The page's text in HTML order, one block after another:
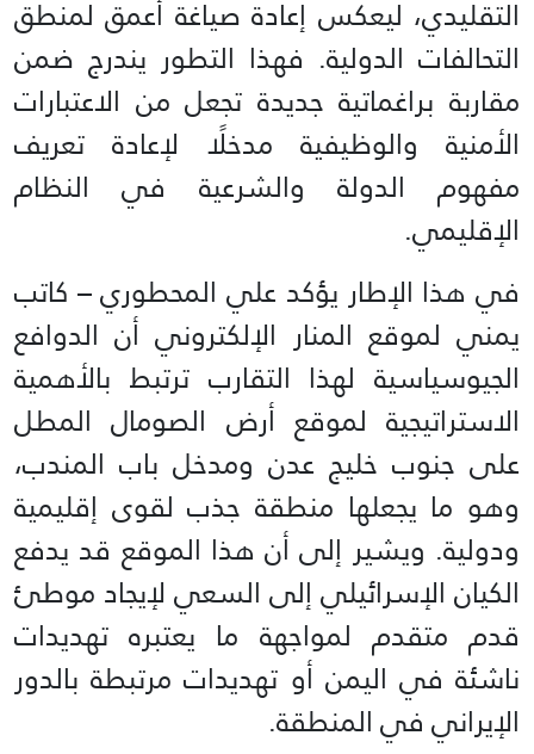
التقليدي، ليعكس إعادة صياغة أعمق لمنطق
التحالفات الدولية. فهذا التطور يندرج ضمن
مقاربة براغماتية جديدة تجعل من الاعتبارات
الأمنية والوظيفية مدخلًا لإعادة تعريف
مفهوم الدولة والشرعية في النظام
الإقليمي.
في هذا الإطار يؤكد علي المحطوري – كاتب
يمني لموقع المنار الإلكتروني أن الدوافع
الجيوسياسية لهذا التقارب ترتبط بالأهمية
الاستراتيجية لموقع أرض الصومال المطل
على جنوب خليج عدن ومدخل باب المندب،
وهو ما يجعلها منطقة جذب لقوى إقليمية
ودولية. ويشير إلى أن هذا الموقع قد يدفع
الكيان الإسرائيلي إلى السعي لإيجاد موطئ
قدم متقدم لمواجهة ما يعتبره تهديدات
ناشئة في اليمن أو تهديدات مرتبطة بالدور
الإيراني في المنطقة.